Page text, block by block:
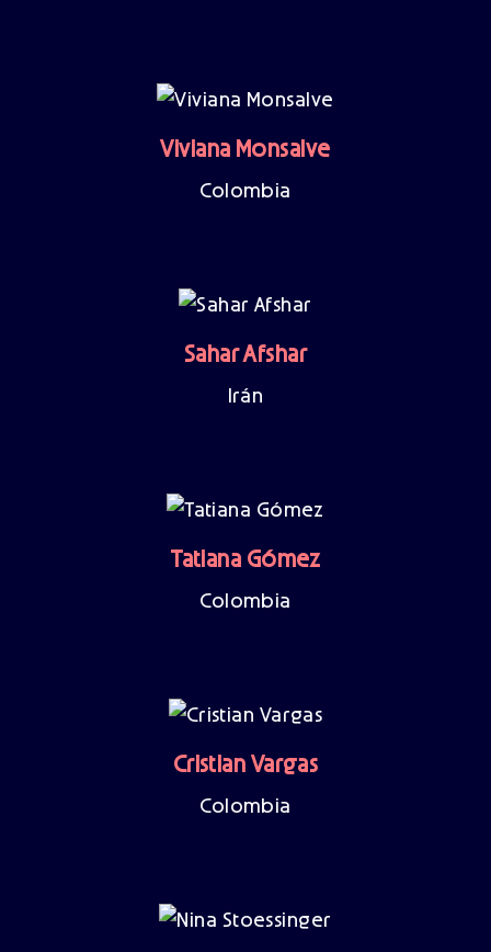
Viviana Monsalve
Colombia
Sahar Afshar
Irán
Tatiana Gómez
Colombia
Cristian Vargas
Colombia